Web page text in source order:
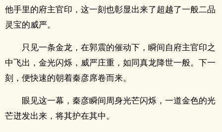
他手里的府主官印，这一刻也彰显出来了超越了一般二品
灵宝的威严。
只见一条金龙，在郭震的催动下，瞬间自府主官印之
中飞出，金光闪烁，威严庄重，如同真龙降世一般。下一
刻，便快速的朝着秦彦席卷而来。
眼见这一幕，秦彦瞬间周身光芒闪烁，一道金色的光
芒迸发出来，将其护在其中。